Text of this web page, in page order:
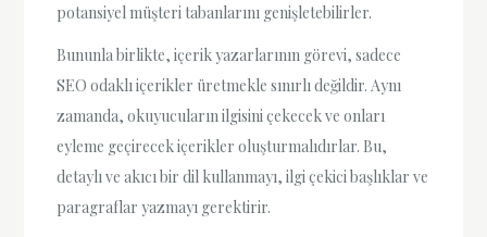
potansiyel müşteri tabanlarını genişletebilirler.
Bununla birlikte, içerik yazarlarının görevi, sadece
SEO odaklı içerikler üretmekle sınırlı değildir. Aynı
zamanda, okuyucuların ilgisini çekecek ve onları
eyleme geçirecek içerikler oluşturmalıdırlar. Bu,
detaylı ve akıcı bir dil kullanmayı, ilgi çekici başlıklar ve
paragraflar yazmayı gerektirir.